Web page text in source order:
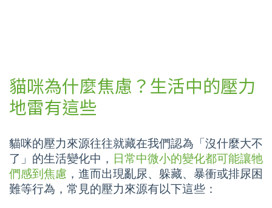
貓咪為什麼焦慮？生活中的壓力
地雷有這些
貓咪的壓力來源往往就藏在我們認為「沒什麼大不
了」的生活變化中， 日常中微小的變化都可能讓牠
們感到焦慮 ，進而出現亂尿、躲藏、暴衝或排尿困
難等行為，常見的壓力來源有以下這些：